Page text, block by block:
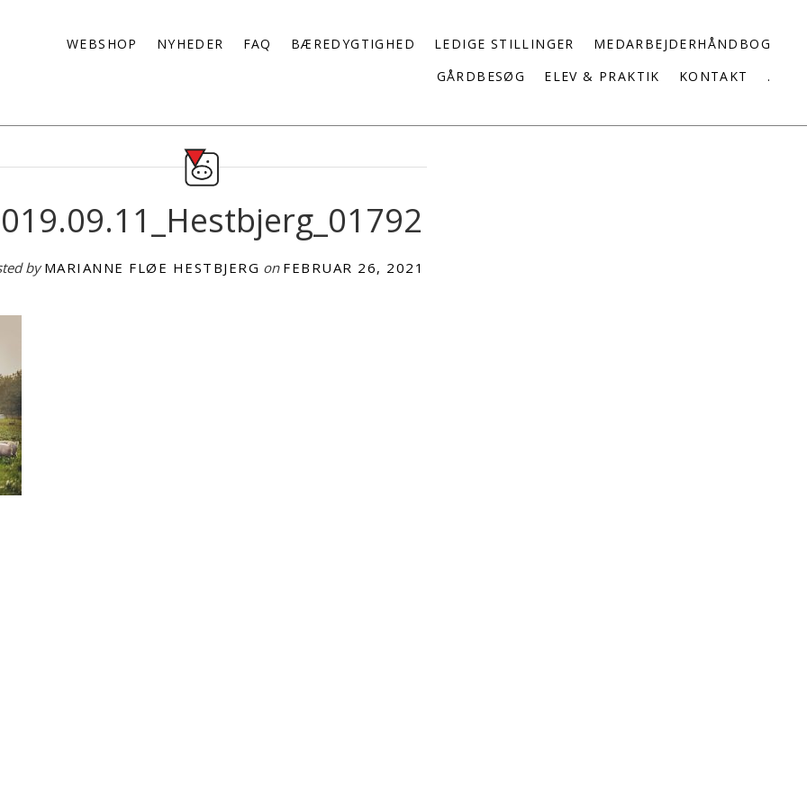
WEBSHOP NYHEDER FAQ BÆREDYGTIGHED LEDIGE STILLINGER
MEDARBEJDERHÅNDBOG
GÅRDBESØG
ELEV & PRAKTIK KONTAKT .
byMARIANNE FLØE HESTBJERG on FEBRUAR 26, 2021